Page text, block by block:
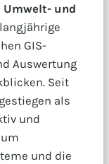
Umwelt- und
GIS-
Auswertung
Seit
als
und
und die